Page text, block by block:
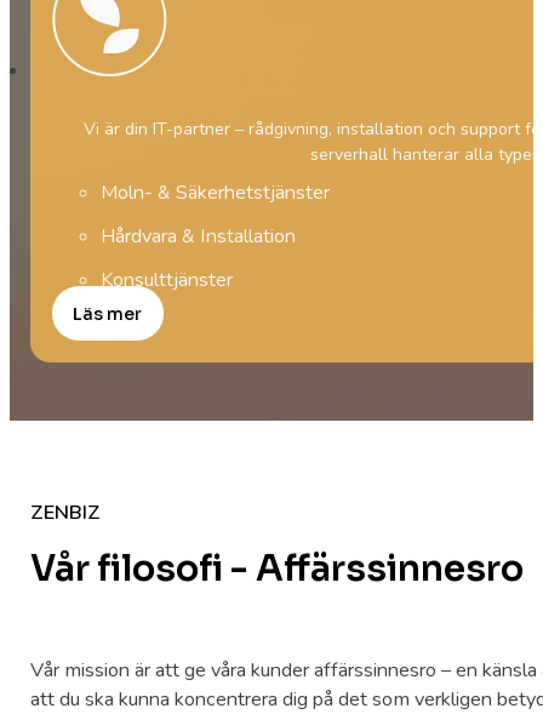
Vi är din IT-partner – rådgivning, installation och support
serverhall hanterar alla typer
Moln- & Säkerhetstjänster
Hårdvara & Installation
Konsulttjänster
Läs mer
ZENBIZ
Vår filosofi - Affärssinnesro
Vår mission är att ge våra kunder affärssinnesro – en
att du ska kunna koncentrera dig på det som verkligen